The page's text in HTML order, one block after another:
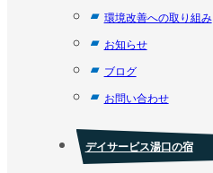
環境改善への取り組み
お知らせ
ブログ
お問い合わせ
デイサービス湯口の宿